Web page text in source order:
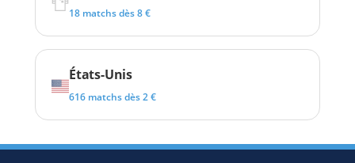
18 matchs dès 8 €
États-Unis
616 matchs dès 2 €